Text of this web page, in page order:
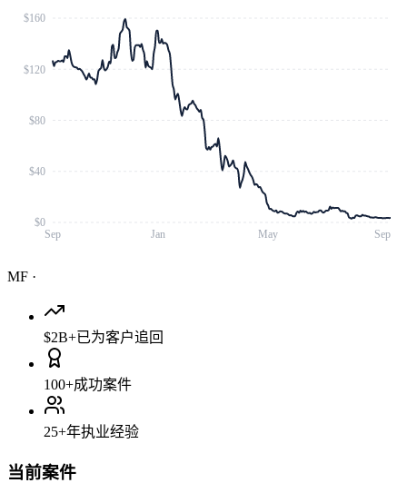
Sep Jan May Sep
$0
$40
$80
$120
$160
MF ·
$2B+已为客户追回
100+成功案件
25+年执业经验
当前案件